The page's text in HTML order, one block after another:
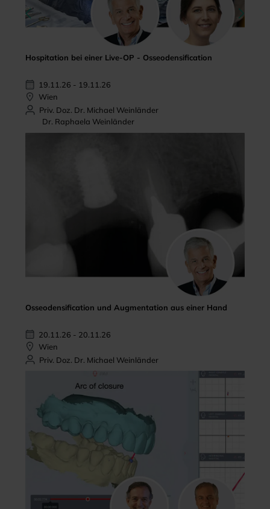
Hospitation bei einer Live-OP - Osseodensification
19.11.26 - 19.11.26
Wien
Priv. Doz. Dr. Michael Weinländer
Dr. Raphaela Weinländer
Osseodensification und Augmentation aus einer Hand
20.11.26 - 20.11.26
Wien
Priv. Doz. Dr. Michael Weinländer